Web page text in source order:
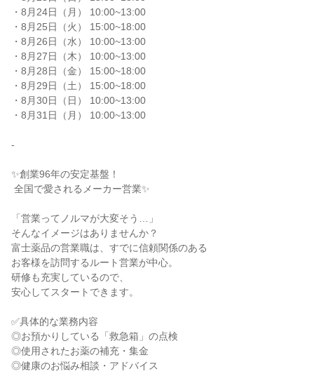
・8月24日（月） 10:00~13:00
・8月25日（火） 15:00~18:00
・8月26日（水） 10:00~13:00
・8月27日（木） 10:00~13:00
・8月28日（金） 15:00~18:00
・8月29日（土） 15:00~18:00
・8月30日（日） 10:00~13:00
・8月31日（月） 10:00~13:00
-
✨創業96年の安定基盤！
「営業ってノルマが大変そう…」
そんなイメージはありませんか？
富士薬品の営業職は、すでに信頼関係のある
お客様を訪問するルート営業が中心。
研修も充実しているので、
安心してスタートできます。
✅具体的な業務内容
◎お預かりしている「救急箱」の点検
◎使用されたお薬の補充・集金
◎健康のお悩み相談・アドバイス